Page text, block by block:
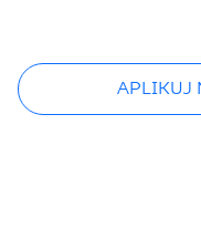
APLIKUJ